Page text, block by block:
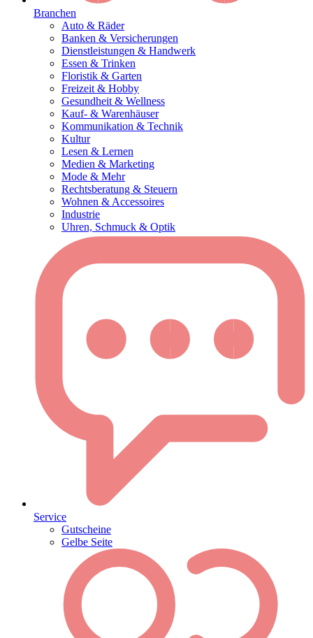
Branchen
Auto & Räder
Banken & Versicherungen
Dienstleistungen & Handwerk
Essen & Trinken
Floristik & Garten
Freizeit & Hobby
Gesundheit & Wellness
Kauf- & Warenhäuser
Kommunikation & Technik
Kultur
Lesen & Lernen
Medien & Marketing
Mode & Mehr
Rechtsberatung & Steuern
Wohnen & Accessoires
Industrie
Uhren, Schmuck & Optik
Service
Gutscheine
Gelbe Seite